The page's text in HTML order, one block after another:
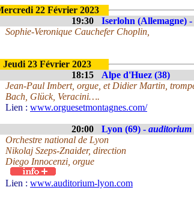
22 Février 2023
19:30
Iserlohn (Allemagne) -
Sophie-Veronique Cauchefer Choplin,
Jeudi 23 Février 2023
18:15
Alpe d'Huez (38)
Jean-Paul Imbert, orgue, et Didier Martin,
Bach, Glück, Veracini….
Lien : www.orguesetmontagnes.com/
20:00 Lyon (69) - auditorium
Orchestre national de Lyon
Nikolaj Szeps-Znaider, direction
Diego Innocenzi, orgue
Lien : www.auditorium-lyon.com